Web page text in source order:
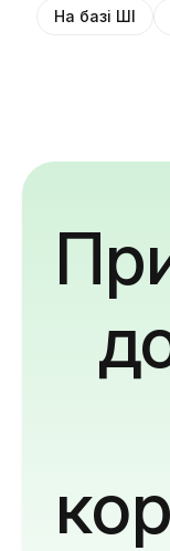
На базі ШІ